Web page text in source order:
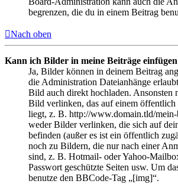
begrenzen, die du in einem Beitrag
Nach oben
Kann ich Bilder in meine Beiträge
Ja, Bilder können in deinem Beitrag
die Administration Dateianhänge
Bild auch direkt hochladen. Ansonsten
Bild verlinken, das auf einem öffentlich
liegt, z. B. http://www.domain.tld/
weder Bilder verlinken, die sich auf
befinden (außer es ist ein öffentlich
noch zu Bildern, die nur nach einer
sind, z. B. Hotmail- oder Yahoo-
Passwort geschützte Seiten usw. Um
benutze den BBCode-Tag „[img]“.